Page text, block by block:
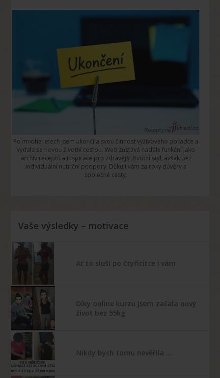
Po mnoha letech jsem ukončila svou činnost výživového poradce a
vydala se novou životní cestou. Web zůstává nadále funkční jako
archiv receptů a inspirace pro zdravější životní styl, avšak bez
individuální nutriční podpory. Děkuji vám za roky důvěry a
společné cesty.
Vaše výsledky – motivace
Ať to sluší po čtyřícítce i vám
Díky online kurzu jsem začala nový
život bez 55kg
Nikdy bych tomu nevěřila …